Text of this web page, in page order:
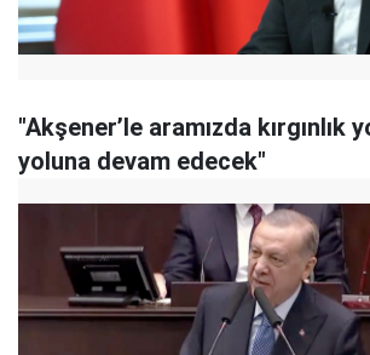
"Akşener’le aramızda kırgınlık
yoluna devam edecek"